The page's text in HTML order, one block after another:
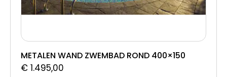
METALEN WAND ZWEMBAD ROND 400×150
€ 1.495,00